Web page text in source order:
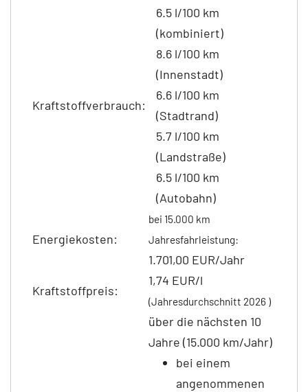
Kraftstoffverbrauch:
6.5 l/100 km
(kombiniert)
8.6 l/100 km
(Innenstadt)
6.6 l/100 km
(Stadtrand)
5.7 l/100 km
(Landstraße)
6.5 l/100 km
(Autobahn)
Energiekosten:
bei 15.000 km
Jahresfahrleistung:
1.701,00 EUR/Jahr
Kraftstoffpreis:
1,74 EUR/l
(Jahresdurchschnitt 2026 )
über die nächsten 10
Jahre (15.000 km/Jahr)
bei einem
angenommenen